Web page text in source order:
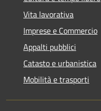
Vita lavorativa
Imprese e Commercio
Appalti pubblici
Catasto e urbanistica
Mobilità e trasporti